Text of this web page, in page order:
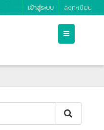
เข้าสู่ระบบ ลงทะเบียน